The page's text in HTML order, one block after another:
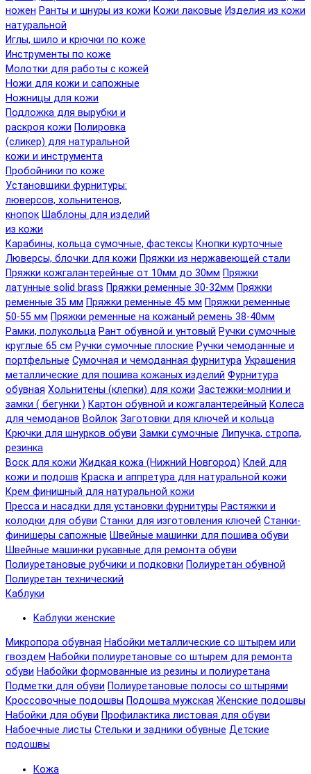
ножен Ранты и шнуры из кожи Кожи лаковые Изделия из кожи
натуральной
Иглы, шило и крючки по коже
Инструменты по коже
Молотки для работы с кожей
Ножи для кожи и сапожные
Ножницы для кожи
Подложка для вырубки и
раскроя кожи Полировка
(сликер) для натуральной
кожи и инструмента
Пробойники по коже
Установщики фурнитуры:
люверсов, хольнитенов,
кнопок Шаблоны для изделий
из кожи
Карабины, кольца сумочные, фастексы Кнопки курточные
Люверсы, блочки для кожи Пряжки из нержавеющей стали
Пряжки кожгалантерейные от 10мм до 30мм Пряжки
латунные solid brass Пряжки ременные 30-32мм Пряжки
ременные 35 мм Пряжки ременные 45 мм Пряжки ременные
50-55 мм Пряжки ременные на кожаный ремень 38-40мм
Рамки, полукольца Рант обувной и унтовый Ручки сумочные
круглые 65 см Ручки сумочные плоские Ручки чемоданные и
портфельные Сумочная и чемоданная фурнитура Украшения
металлические для пошива кожаных изделий Фурнитура
обувная Хольнитены (клепки) для кожи Застежки-молнии и
замки ( бегунки ) Картон обувной и кожгалантерейный Колеса
для чемоданов Войлок Заготовки для ключей и кольца
Крючки для шнурков обуви Замки сумочные Липучка, стропа,
резинка
Воск для кожи Жидкая кожа (Нижний Новгород) Клей для
кожи и подошв Краска и аппретура для натуральной кожи
Крем финишный для натуральной кожи
Пресса и насадки для установки фурнитуры Растяжки и
колодки для обуви Станки для изготовления ключей Станки-
финишеры сапожные Швейные машинки для пошива обуви
Швейные машинки рукавные для ремонта обуви
Полиуретановые рубчики и подковки Полиуретан обувной
Полиуретан технический
Каблуки
Каблуки женские
Микропора обувная Набойки металлические со штырем или
гвоздем Набойки полиуретановые со штырем для ремонта
обуви Набойки формованные из резины и полиуретана
Подметки для обуви Полиуретановые полосы со штырями
Кроссовочные подошвы Подошва мужская Женские подошвы
Набойки для обуви Профилактика листовая для обуви
Набоечные листы Стельки и задники обувные Детские
подошвы
Кожа